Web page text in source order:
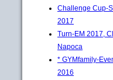
Challenge Cup-
2017
Turn-EM 2017,
Napoca
* GYMfamily-
2016